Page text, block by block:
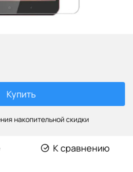
Купить
накопительной скидки
К сравнению